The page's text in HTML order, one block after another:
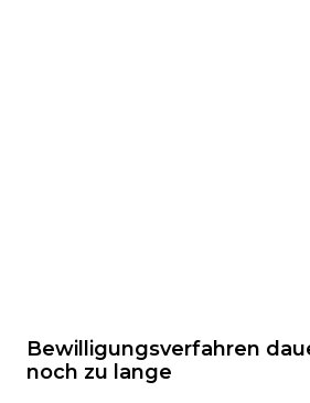
Bewilligungsverfahren
noch zu lange